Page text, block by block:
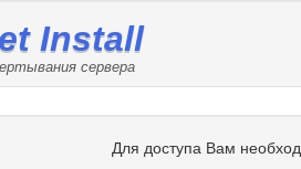
Install
сервера
Для доступа Вам